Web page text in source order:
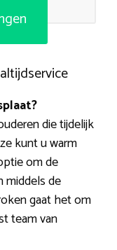
die tijdelijk
kunt u warm
om de
middels de
gaat het om
team van